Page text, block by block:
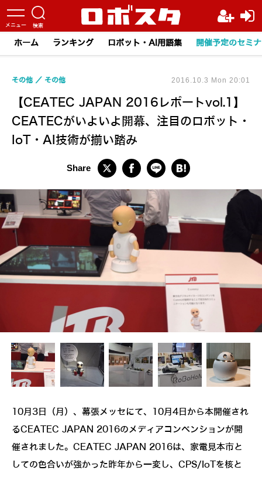
ホーム ランキング ロボット・AI用語集 開催予定のセミ
【CEATEC JAPAN 2016レポートvol.1】
CEATECがいよいよ開幕、注目のロボット・
IoT・AI技術が揃い踏み
その他 その他 2016.10.3 Mon 20:01
10月3日（月）、幕張メッセにて、10月4日から本開催され
るCEATEC JAPAN 2016のメディアコンベンションが開
催されました。CEATEC JAPAN 2016は、家電見本市と
しての色合いが強かった昨年から一変し、CPS/IoTを核と